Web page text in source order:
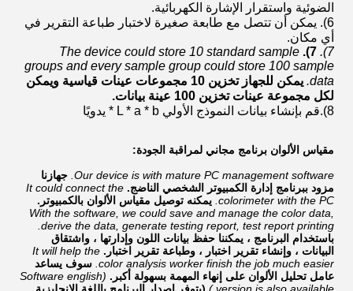
الضوئية واستقرار الإشارة الكهربائية.
6).
يمكن أن تتصل مع طابعة صغيرة لاختبار طباعة التقرير في
أي مكان.
7).
7).
The device could store 10 standard sample
groups and every sample group could store 100 sample
data.
يمكن للجهاز تخزين 10 مجموعات عينات قياسية ويمكن
لكل مجموعة عينات تخزين 100 عينة بيانات.
8). قم بإنشاء بيانات النموذج الأولي L * a * b * يدويًا
مقياس الألوان برنامج مجاني لمراقبة الجودة:
Our device is with mature PC management software. جهازنا
مزود ببرنامج إدارة الكمبيوتر الشخصي الناضج. It could connect the
colorimeter with the PC. يمكنه توصيل مقياس الألوان بالكمبيوتر.
With the software, we could save and manage the color data,
derive the data, generate testing report, test report printing.
باستخدام البرنامج ، يمكننا حفظ بيانات اللون وإدارتها ، واشتقاق
البيانات ، وإنشاء تقرير اختبار ، وطباعة تقرير اختبار. It will help the
color analysis worker finish the job much easier. سوف يساعد
عامل تحليل الألوان على إنهاء المهمة بسهولة أكبر.
(Software english